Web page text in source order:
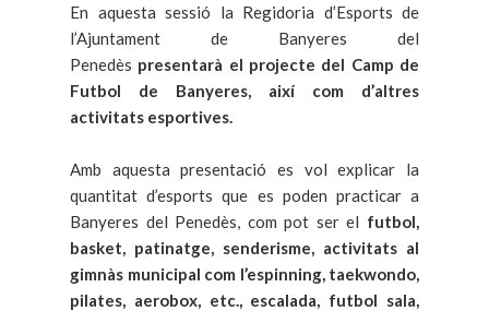
En aquesta sessió la Regidoria d’Esports de
l’Ajuntament de Banyeres del
Penedès presentarà el projecte del Camp de
Futbol de Banyeres, així com d’altres
activitats esportives.
Amb aquesta presentació es vol explicar la
quantitat d’esports que es poden practicar a
Banyeres del Penedès, com pot ser el futbol,
basket, patinatge, senderisme, activitats al
gimnàs municipal com l’espinning, taekwondo,
pilates, aerobox, etc., escalada, futbol sala,